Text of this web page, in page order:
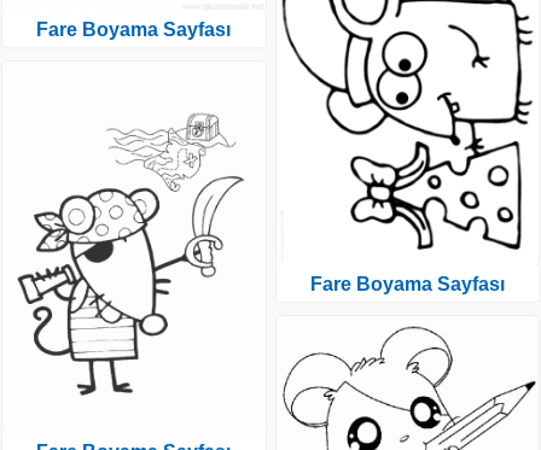
Fare Boyama Sayfası
Fare Boyama Sayfası